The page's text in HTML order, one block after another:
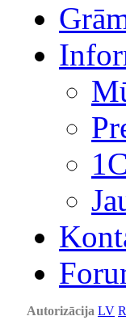
Autorizācija LV